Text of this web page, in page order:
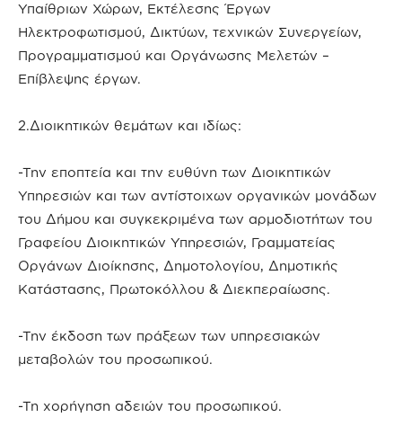
Υπαίθριων Χώρων, Εκτέλεσης Έργων
Ηλεκτροφωτισμού, Δικτύων, τεχνικών Συνεργείων,
Προγραμματισμού και Οργάνωσης Μελετών –
Επίβλεψης έργων.
2.Διοικητικών θεμάτων και ιδίως:
-Την εποπτεία και την ευθύνη των Διοικητικών
Υπηρεσιών και των αντίστοιχων οργανικών μονάδων
του Δήμου και συγκεκριμένα των αρμοδιοτήτων του
Γραφείου Διοικητικών Υπηρεσιών, Γραμματείας
Οργάνων Διοίκησης, Δημοτολογίου, Δημοτικής
Κατάστασης, Πρωτοκόλλου & Διεκπεραίωσης.
-Την έκδοση των πράξεων των υπηρεσιακών
μεταβολών του προσωπικού.
-Τη χορήγηση αδειών του προσωπικού.